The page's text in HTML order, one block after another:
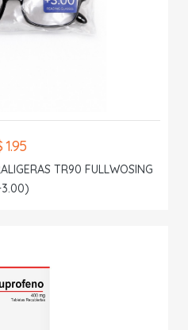
1.95
TR90 FULLWOSING